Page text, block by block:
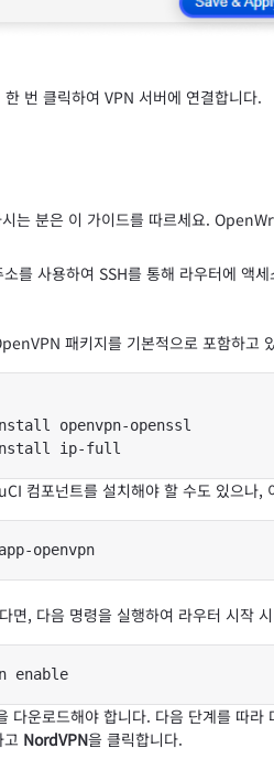
한 번 클릭하여 VPN 서버에 연결합니다.
는 분은 이 가이드를 따르세요.
를 사용하여 SSH를 통해 라우터에 액
패키지를 기본적으로 포함하고
install ip-full
컴포넌트를 설치해야 할 수도 있으나,
openvpn
면, 다음 명령을 실행하여 라우터 시작
enable
다운로드해야 합니다. 다음 단계를 따라
고 NordVPN을 클릭합니다.